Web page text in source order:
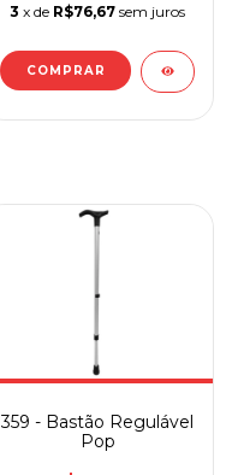
3 x de R$76,67 sem juros
359 - Bastão Regulável
Pop